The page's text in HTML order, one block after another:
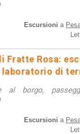
Escursioni a
Fratte Rosa:
laboratorio di
al borgo,
Escursioni a